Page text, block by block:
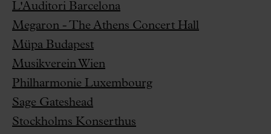
L'Auditori Barcelona
Megaron - The Athens Concert Hall
Müpa Budapest
Musikverein Wien
Philharmonie Luxembourg
Sage Gateshead
Stockholms Konserthus